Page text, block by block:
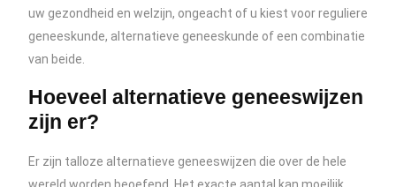
uw gezondheid en welzijn, ongeacht of u kiest voor reguliere
geneeskunde, alternatieve geneeskunde of een combinatie
van beide.
Hoeveel alternatieve geneeswijzen
zijn er?
Er zijn talloze alternatieve geneeswijzen die over de hele